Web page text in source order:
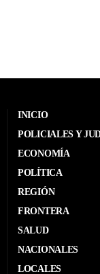
INICIO
POLICIALES Y
ECONOMÍA
POLÍTICA
REGIÓN
FRONTERA
SALUD
NACIONALES
LOCALES